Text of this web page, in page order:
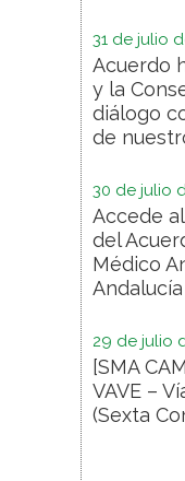
31 de julio
Acuerdo
y la
diálogo
de
30 de julio
Accede
del
Médico
Andalucía
29 de julio
[SMA
VAVE –
(Sexta